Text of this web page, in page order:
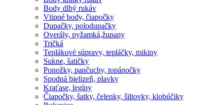
Body dlhý rukáv
Vtipné body, čiapočky
Dupačky, polodupačky
Overály, pyžamká,župany
Tričká
Teplákové súpravy, tepláčky, mikiny
Sukne, šatičky
Ponožky, pančuchy, topánočky
Spodná bielizeň, plavky
Kraťase, legíny
Čiapočky, šatky, čelenky, šiltovky, klobúčiky